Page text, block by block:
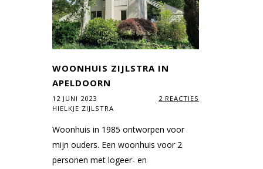
WOONHUIS ZIJLSTRA IN
APELDOORN
12 JUNI 2023
2 REACTIES
HIELKJE ZIJLSTRA
Woonhuis in 1985 ontworpen voor
mijn ouders. Een woonhuis voor 2
personen met logeer- en